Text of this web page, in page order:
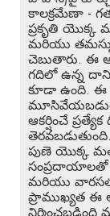
కాలక్రమేణా -
ప్రకృతి యొక్క
మరియు
చెబుతారు. ఈ
గదిలో ఉన్న
కూడా ఉంది. ఈ
ఆకర్షించే
పుణె యొక్క
సంప్రదాయాలతో
మరియు
ప్రాముఖ్యత ఈ